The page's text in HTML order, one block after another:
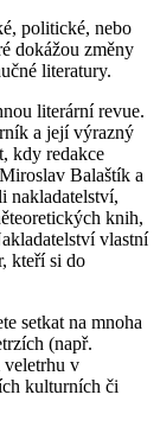
politické, nebo
dokážou změny
literatury.
literární revue.
a její výrazný
kdy redakce
Balaštík a
nakladatelství,
knih,
vlastní
kteří si do
setkat na mnoha
(např.
veletrhu v
kulturních či